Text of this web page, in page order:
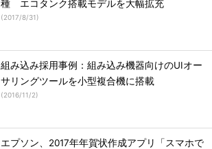
種 エコタンク搭載モデルを大幅拡充
(2017/8/31)
組み込み採用事例：組み込み機器向けのUIオー
サリングツールを小型複合機に搭載
(2016/11/2)
エプソン、2017年年賀状作成アプリ「スマホで